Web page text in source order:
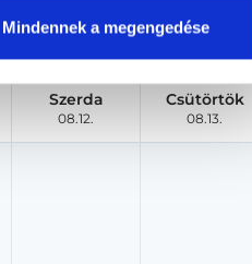
Mindennek a megengedése
Szerda
08.12.
Csütörtök
08.13.